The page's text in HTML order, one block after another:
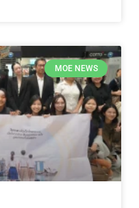
MOE NEWS